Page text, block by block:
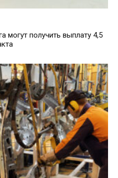
могут получить выплату 4,5